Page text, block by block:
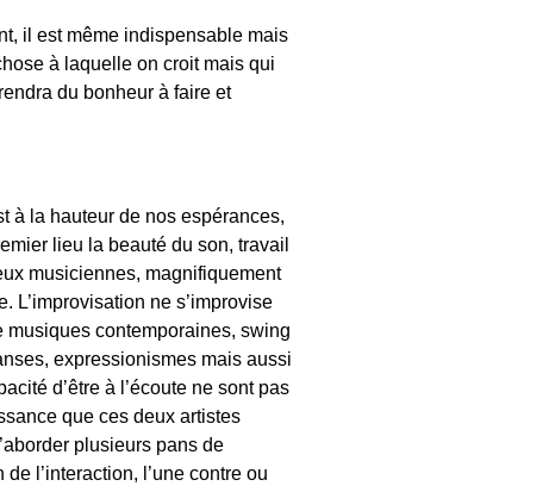
il est même indispensable mais
à laquelle on croit mais qui
du bonheur à faire et
à la hauteur de nos espérances,
lieu la beauté du son, travail
musiciennes, magnifiquement
L’improvisation ne s’improvise
musiques contemporaines, swing
expressionismes mais aussi
d’être à l’écoute ne sont pas
que ces deux artistes
plusieurs pans de
l’interaction, l’une contre ou